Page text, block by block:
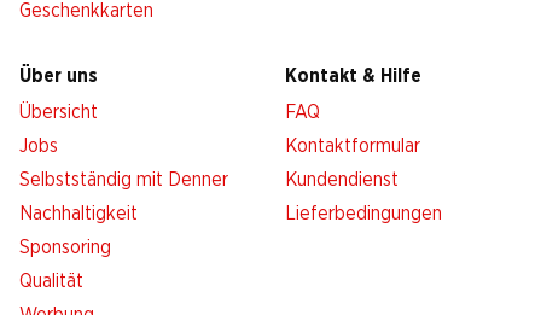
Geschenkkarten
Über uns
Übersicht
Jobs
Selbstständig mit Denner
Nachhaltigkeit
Sponsoring
Qualität
Kontakt & Hilfe
FAQ
Kontaktformular
Kundendienst
Lieferbedingungen